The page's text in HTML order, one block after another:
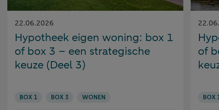
Gepubliceerd
op:
22.06.2026
Hypotheek eigen woning: box 1
of box 3 – een strategische
keuze (Deel 3)
BOX 1 BOX 3 WONEN
op:
of
BOX